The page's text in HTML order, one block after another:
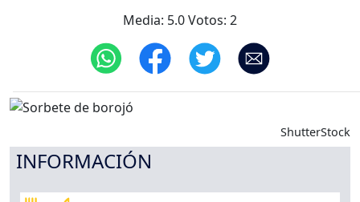
Media: 5.0Votos: 2
ShutterStock
INFORMACIÓN